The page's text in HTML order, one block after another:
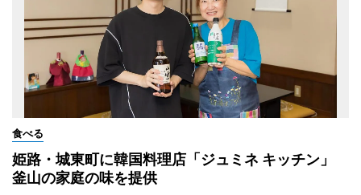
食べる
姫路・城東町に韓国料理店「ジュミネ キッチン」
釜山の家庭の味を提供